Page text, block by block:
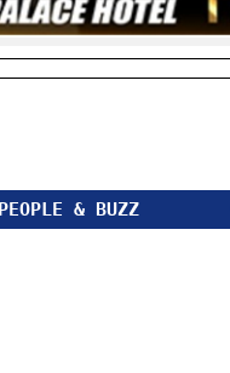
PEOPLE & BUZZ